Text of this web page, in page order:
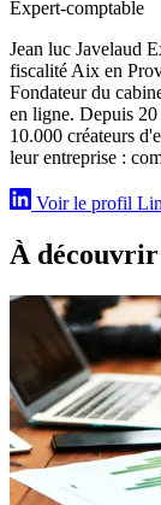
Expert-comptable
Jean luc Javelaud
fiscalité Aix en
Fondateur du
en ligne. Depuis 20
10.000 créateurs
leur entreprise :
Voir le profil
À découvrir